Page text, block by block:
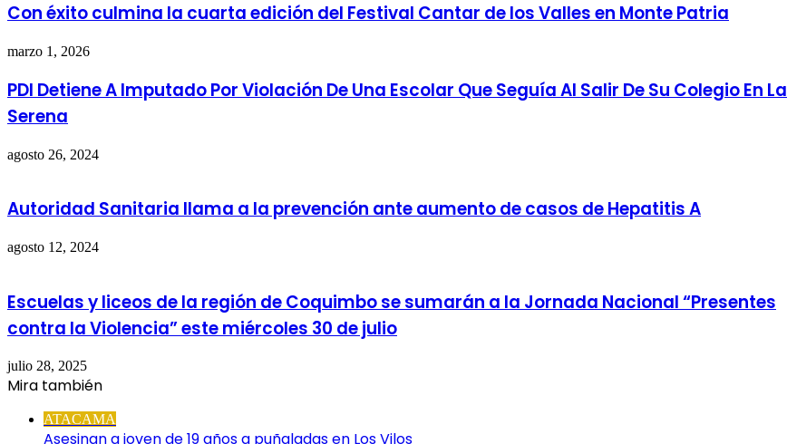
Con éxito culmina la cuarta edición del Festival Cantar de los Valles en Monte Patria
marzo 1, 2026
PDI Detiene A Imputado Por Violación De Una Escolar Que Seguía Al Salir De Su Colegio En La
Serena
agosto 26, 2024
Autoridad Sanitaria llama a la prevención ante aumento de casos de Hepatitis A
agosto 12, 2024
Escuelas y liceos de la región de Coquimbo se sumarán a la Jornada Nacional “Presentes
contra la Violencia” este miércoles 30 de julio
julio 28, 2025
Mira también
ATACAMA
Asesinan a joven de 19 años a puñaladas en Los Vilos